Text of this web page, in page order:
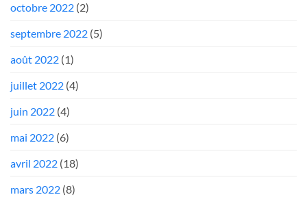
octobre 2022 (2)
septembre 2022 (5)
août 2022 (1)
juillet 2022 (4)
juin 2022 (4)
mai 2022 (6)
avril 2022 (18)
mars 2022 (8)